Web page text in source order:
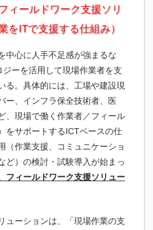
ィールドワーク支援ソリ
をITで支援する仕組み）
中心に人手不足感が強まるな
ーを活用して現場作業者を支
る。具体的には、工場や建設現
ー、インフラ保全技術者、医
、現場で働く作業者／フィール
をサポートするICTベースの仕
（作業支援、コミュニケーショ
ど）の検討・試験導入が始まっ
フィールドワーク支援ソリュー
ューションは、「現場作業の支